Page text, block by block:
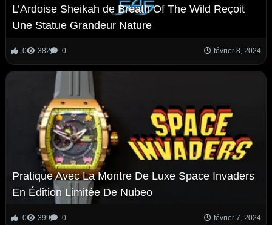
L’Ardoise Sheikah de Breath Of The Wild Reçoit
Une Statue Grandeur Nature
0 382 0 février 8, 2024
Pratique Avec La Montre De Luxe Space Invaders
En Édition Limitée De Nubeo
0 399 0 février 7, 2024